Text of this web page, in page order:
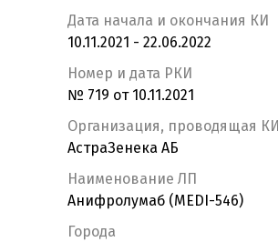
Дата начала и окончания КИ
10.11.2021 - 22.06.2022
Номер и дата РКИ
№ 719 от 10.11.2021
Организация, проводящая КИ
АстраЗенека АБ
Наименование ЛП
Анифролумаб (MEDI-546)
Города